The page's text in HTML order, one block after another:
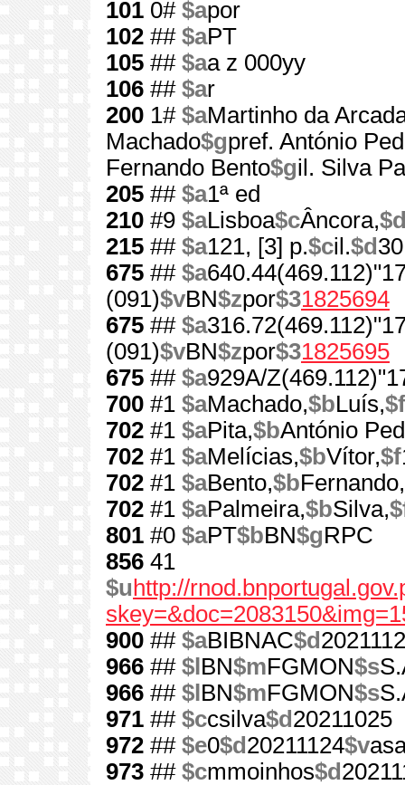
101 0# $apor
102 ## $aPT
105 ## $aa z 000yy
106 ## $ar
200 1# $aMartinho da
Machado$gpref. António
Fernando Bento$gil. Silva
205 ## $a1ª ed
210 #9 $aLisboa$cÂncora,
215 ## $a121, [3] p.$cil.$d
675 ## $a
(091)$vBN$zpor$31825694
675 ## $a
(091)$vBN$zpor$31825695
675 ## $a929A/
700 #1 $aMachado,$bLuís,$f
702 #1 $aPita,$bAntónio
702 #1 $aMelícias,$bVítor,$f
702 #1 $aBento,$bFernando,
702 #1 $aPalmeira,$bSilva,
801 #0 $aPT$bBN$gRPC
856 41
$u http://
900 ## $aBIBNAC$d
966 ## $l BN$mFGMON$s
966 ## $l BN$mFGMON$s
971 ## $ccsilva$d 20211025
972 ## $e0$d 20211124$v
973 ## $cmmoinhos$d